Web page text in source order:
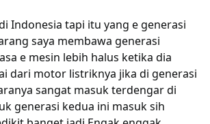
Indonesia tapi itu yang e generasi
saya membawa generasi
e mesin lebih halus ketika dia
dari motor listriknya jika di generasi
sangat masuk terdengar di
generasi kedua ini masuk sih